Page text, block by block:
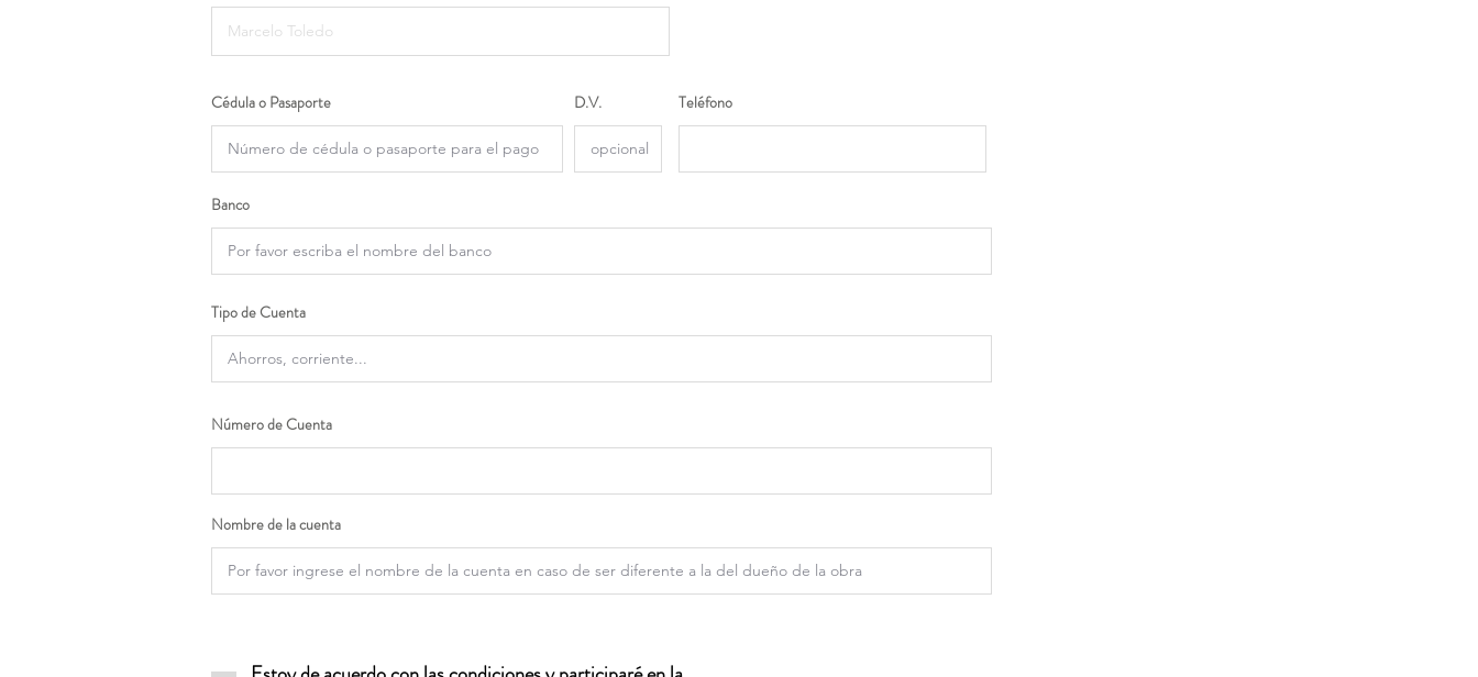
Cédula o Pasaporte D.V. Teléfono
Banco
Tipo de Cuenta
Número de Cuenta
Nombre de la cuenta